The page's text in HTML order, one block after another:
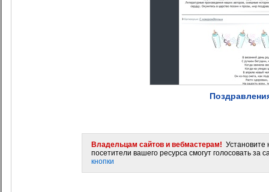
Владельцам сайтов и вебмастерам! Установите
посетители вашего ресурса смогут голосовать за
кнопки